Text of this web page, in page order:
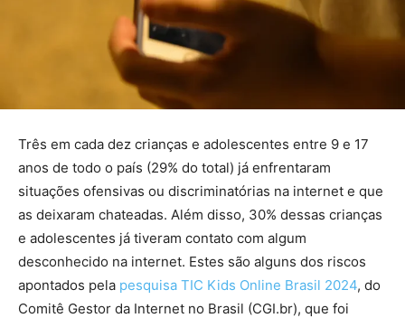
Três em cada dez crianças e adolescentes entre 9 e 17
anos de todo o país (29% do total) já enfrentaram
situações ofensivas ou discriminatórias na internet e que
as deixaram chateadas. Além disso, 30% dessas crianças
e adolescentes já tiveram contato com algum
desconhecido na internet. Estes são alguns dos riscos
apontados pela pesquisa TIC Kids Online Brasil 2024, do
Comitê Gestor da Internet no Brasil (CGI.br), que foi